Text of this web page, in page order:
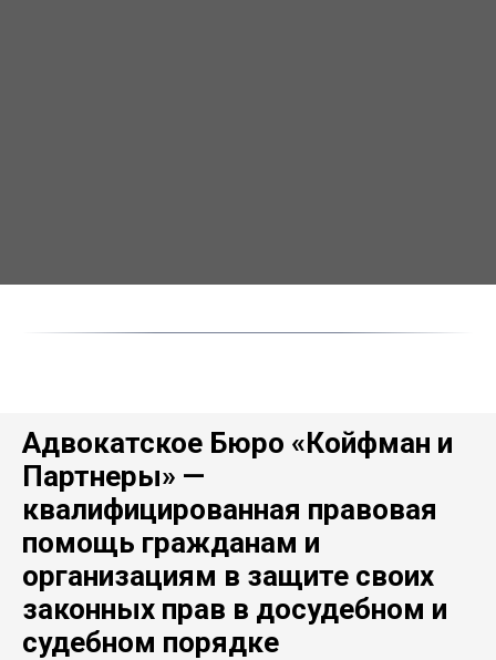
Адвокатское Бюро «Койфман и
Партнеры» —
квалифицированная правовая
помощь гражданам и
организациям в защите своих
законных прав в досудебном и
судебном порядке